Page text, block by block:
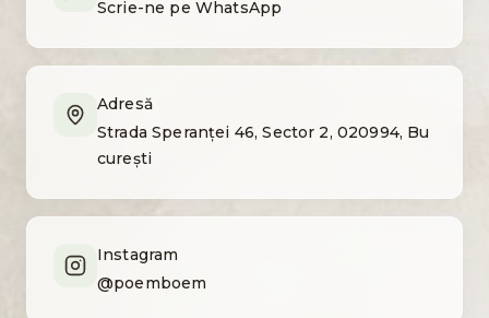
Scrie-ne pe WhatsApp
Adresă
Strada Speranței 46, Sector 2, 020994, Bu
curești
Instagram
@poemboem